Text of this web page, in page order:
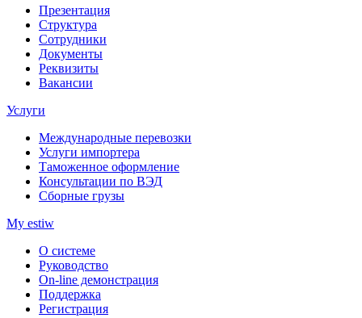
Презентация
Структура
Сотрудники
Документы
Реквизиты
Вакансии
Услуги
Международные перевозки
Услуги импортера
Таможенное оформление
Консультации по ВЭД
Сборные грузы
My estiw
О системе
Руководство
On-line демонстрация
Поддержка
Регистрация